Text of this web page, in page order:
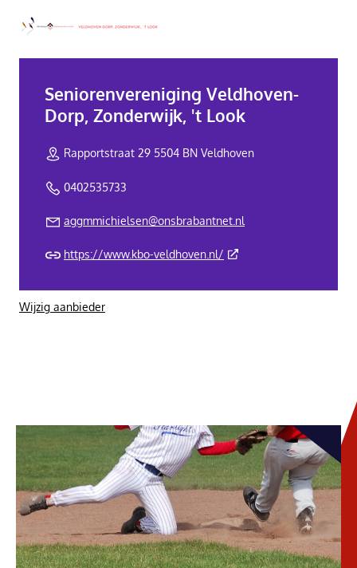
Seniorenvereniging Veldhoven-
Dorp, Zonderwijk, 't Look
Rapportstraat 29 5504 BN Veldhoven
0402535733
aggmmichielsen@onsbrabantnet.nl
https://www.kbo-veldhoven.nl/ (Deze link gaat naar een
Wijzig aanbieder